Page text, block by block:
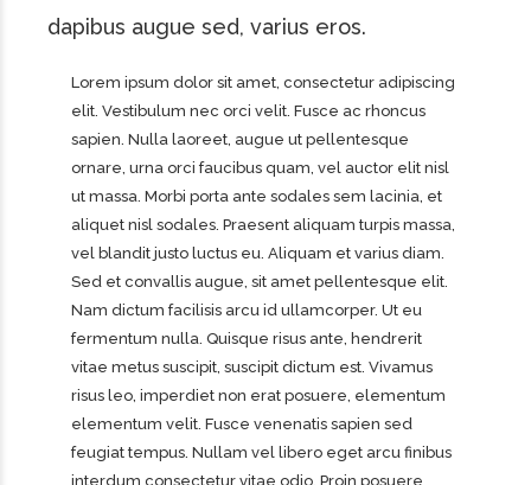
dapibus augue sed, varius eros.
Lorem ipsum dolor sit amet, consectetur adipiscing
elit. Vestibulum nec orci velit. Fusce ac rhoncus
sapien. Nulla laoreet, augue ut pellentesque
ornare, urna orci faucibus quam, vel auctor elit nisl
ut massa. Morbi porta ante sodales sem lacinia, et
aliquet nisl sodales. Praesent aliquam turpis massa,
vel blandit justo luctus eu. Aliquam et varius diam.
Sed et convallis augue, sit amet pellentesque elit.
Nam dictum facilisis arcu id ullamcorper. Ut eu
fermentum nulla. Quisque risus ante, hendrerit
vitae metus suscipit, suscipit dictum est. Vivamus
risus leo, imperdiet non erat posuere, elementum
elementum velit. Fusce venenatis sapien sed
feugiat tempus. Nullam vel libero eget arcu finibus
interdum consectetur vitae odio. Proin posuere